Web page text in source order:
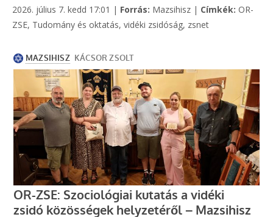
2026. július 7. kedd 17:01 | Forrás: Kategória
Mazsihisz | Címkék: Címkék
OR-
ZSE, Tudomány és oktatás, vidéki zsidóság, zsnet